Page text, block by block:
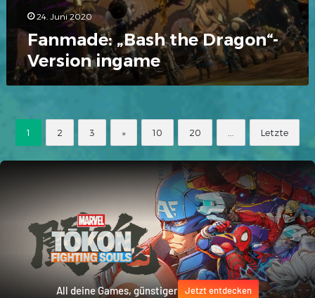
24. Juni 2020
Fanmade: „Bash the Dragon“-
Version ingame
1 2 3 » 10 20 Letzte
All deine Games, günstiger Jetzt entdecken